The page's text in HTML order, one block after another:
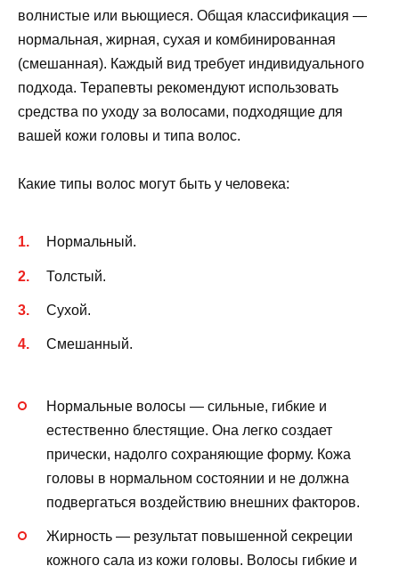
волнистые или вьющиеся. Общая классификация —
нормальная, жирная, сухая и комбинированная
(смешанная). Каждый вид требует индивидуального
подхода. Терапевты рекомендуют использовать
средства по уходу за волосами, подходящие для
вашей кожи головы и типа волос.
Какие типы волос могут быть у человека:
Нормальный.
Толстый.
Сухой.
Смешанный.
Нормальные волосы — сильные, гибкие и
естественно блестящие. Она легко создает
прически, надолго сохраняющие форму. Кожа
головы в нормальном состоянии и не должна
подвергаться воздействию внешних факторов.
Жирность — результат повышенной секреции
кожного сала из кожи головы. Волосы гибкие и